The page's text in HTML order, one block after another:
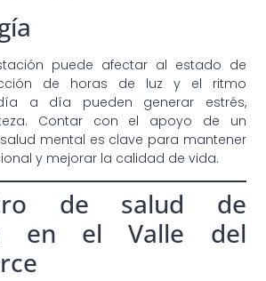
puede afectar al estado de
de horas de luz y el ritmo
a día pueden generar estrés,
Contar con el apoyo de un
mental es clave para mantener
y mejorar la calidad de vida.
de salud de
en el Valle del